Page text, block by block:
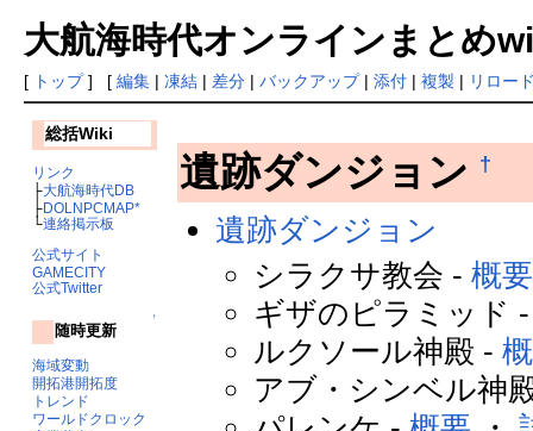
大航海時代オンラインまとめ
[ トップ] [ 編集| 凍結| 差分| バックアップ| 添付| 複製 | リロー
総括Wiki
リンク
├大航海時代DB
├DOLNPCMAP*
└連絡掲示板
公式サイト
GAMECITY
公式Twitter
↑
随時更新
海域変動
開拓港開拓度
トレンド
ワールドクロック
遺跡ダンジョン †
遺跡ダンジョン
シラクサ教会 -概要
ギザのピラミッド
ルクソール神殿 -
アブ・シンベル神